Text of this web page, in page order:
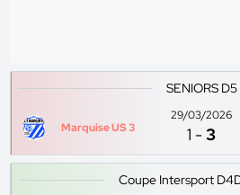
SENIORS D5
Marquise US 3
29/03/2026
1 -3
Coupe Intersport